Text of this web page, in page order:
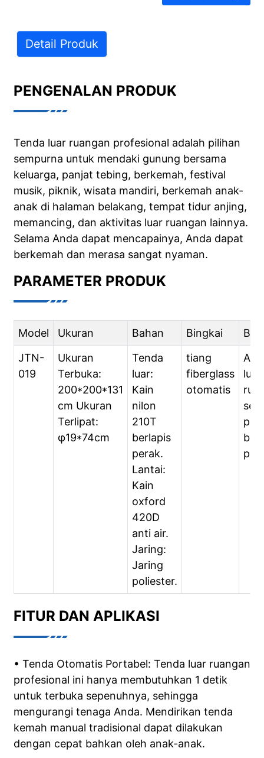
Detail Produk
PENGENALAN PRODUK
Tenda luar ruangan profesional adalah pilihan
sempurna untuk mendaki gunung bersama
keluarga, panjat tebing, berkemah, festival
musik, piknik, wisata mandiri, berkemah anak-
anak di halaman belakang, tempat tidur anjing,
memancing, dan aktivitas luar ruangan lainnya.
Selama Anda dapat mencapainya, Anda dapat
berkemah dan merasa sangat nyaman.
PARAMETER PRODUK
Model Ukuran Bahan Bingkai
JTN-
019
Ukuran
Terbuka:
200*200*131
cm Ukuran
Terlipat:
φ19*74cm
Tenda
luar:
Kain
nilon
210T
berlapis
perak.
Lantai:
Kain
oxford
420D
anti air.
Jaring:
Jaring
poliester.
tiang
fiberglass
otomatis
luar
FITUR DAN APLIKASI
• Tenda Otomatis Portabel: Tenda luar ruangan
profesional ini hanya membutuhkan 1 detik
untuk terbuka sepenuhnya, sehingga
mengurangi tenaga Anda. Mendirikan tenda
kemah manual tradisional dapat dilakukan
dengan cepat bahkan oleh anak-anak.